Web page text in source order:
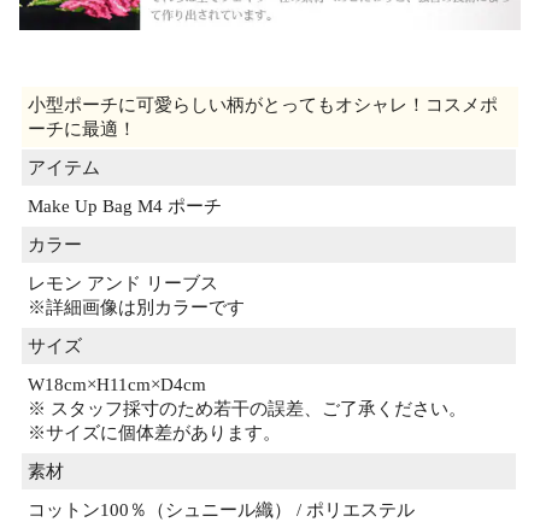
小型ポーチに可愛らしい柄がとってもオシャレ！コスメポ
ーチに最適！
アイテム
Make Up Bag M4 ポーチ
カラー
レモン アンド リーブス
※詳細画像は別カラーです
サイズ
W18cm×H11cm×D4cm
※ スタッフ採寸のため若干の誤差、ご了承ください。
※サイズに個体差があります。
素材
コットン100％（シュニール織） / ポリエステル